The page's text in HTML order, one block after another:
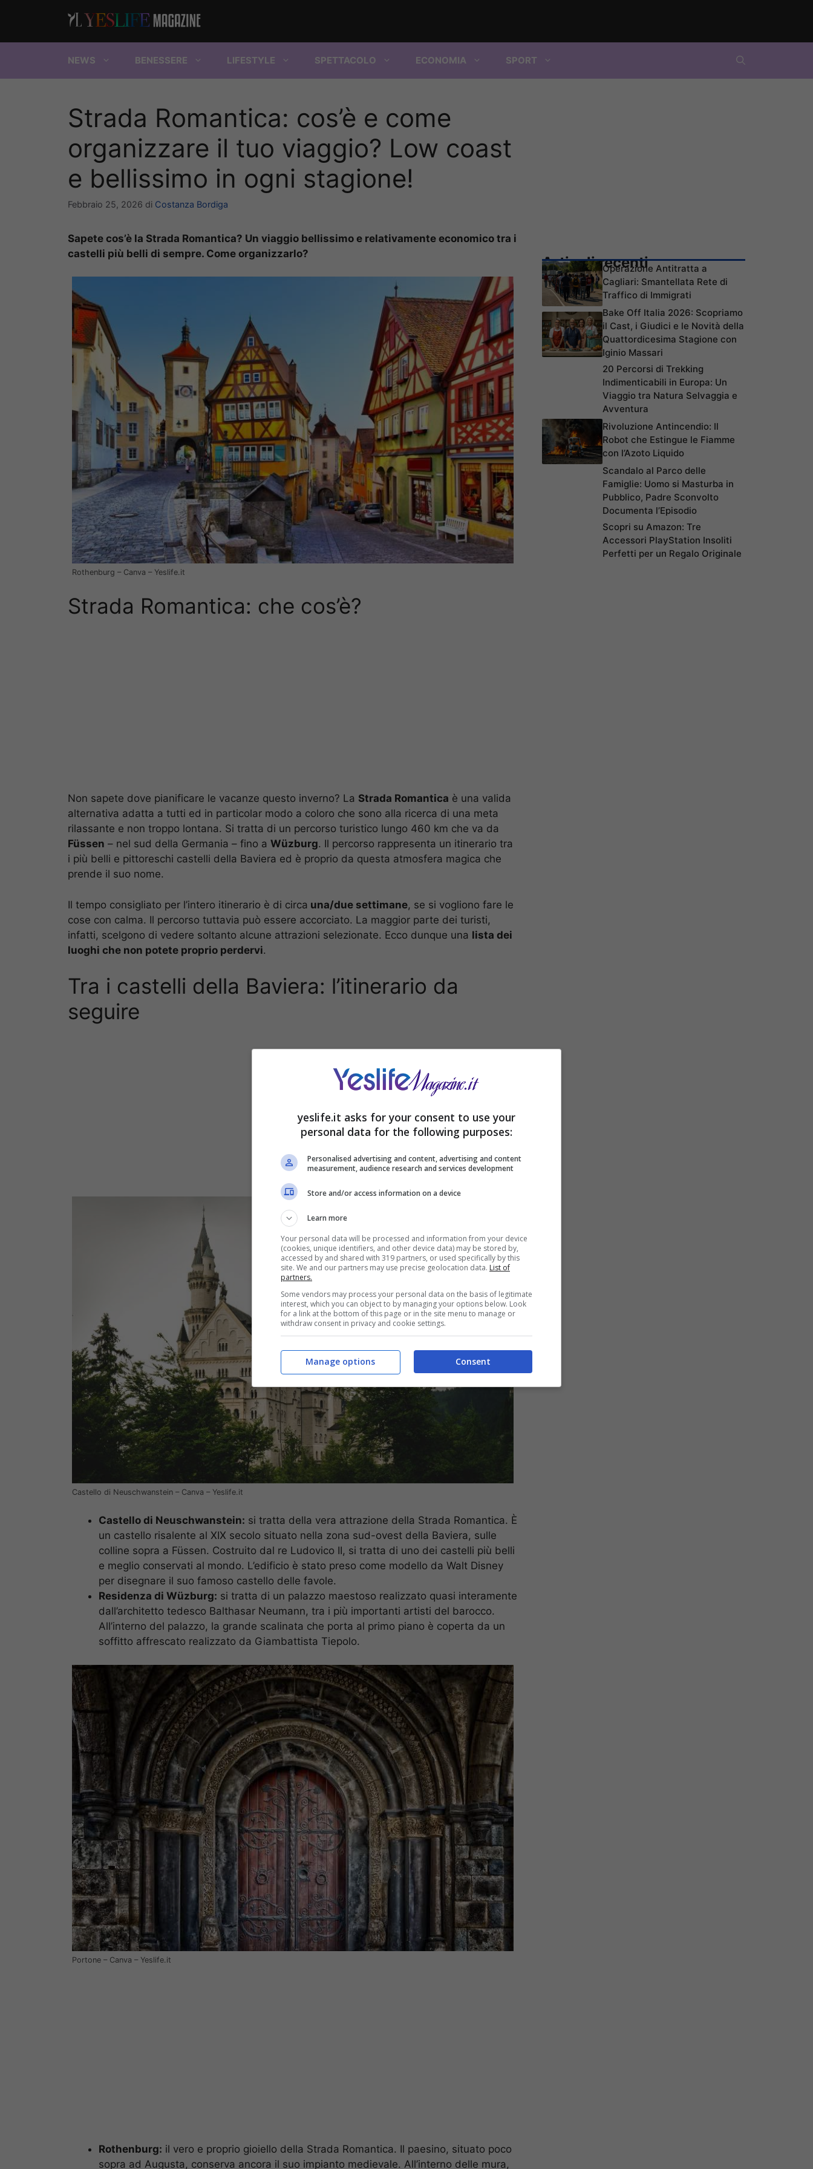
NEWS BENESSERE LIFESTYLE SPETTACOLO ECONOMIA SPORT
Strada Romantica: cos’è e come
organizzare il tuo viaggio? Low coast
e bellissimo in ogni stagione!
Febbraio 25, 2026 di Costanza Bordiga
Sapete cos’è la Strada Romantica? Un viaggio bellissimo e relativamente economico tra i
castelli più belli di sempre. Come organizzarlo?
Rothenburg – Canva – Yeslife.it
Strada Romantica: che cos’è?
Non sapete dove pianificare le vacanze questo inverno? La Strada Romantica è una valida
alternativa adatta a tutti ed in particolar modo a coloro che sono alla ricerca di una meta
rilassante e non troppo lontana. Si tratta di un percorso turistico lungo 460 km che va da
Füssen – nel sud della Germania – fino a Wüzburg. Il percorso rappresenta un itinerario tra
i più belli e pittoreschi castelli della Baviera ed è proprio da questa atmosfera magica che
prende il suo nome.
Il tempo consigliato per l’intero itinerario è di circa una/due settimane, se si vogliono fare le
cose con calma. Il percorso tuttavia può essere accorciato. La maggior parte dei turisti,
infatti, scelgono di vedere soltanto alcune attrazioni selezionate. Ecco dunque una lista dei
luoghi che non potete proprio perdervi.
Tra i castelli della Baviera: l’itinerario da
seguire
Castello di Neuschwanstein – Canva – Yeslife.it
Castello di Neuschwanstein: si tratta della vera attrazione della Strada Romantica. È
un castello risalente al XIX secolo situato nella zona sud-ovest della Baviera, sulle
colline sopra a Füssen. Costruito dal re Ludovico II, si tratta di uno dei castelli più belli
e meglio conservati al mondo. L’edificio è stato preso come modello da Walt Disney
per disegnare il suo famoso castello delle favole.
Residenza di Wüzburg: si tratta di un palazzo maestoso realizzato quasi interamente
dall’architetto tedesco Balthasar Neumann, tra i più importanti artisti del barocco.
All’interno del palazzo, la grande scalinata che porta al primo piano è coperta da un
soffitto affrescato realizzato da Giambattista Tiepolo.
Portone – Canva – Yeslife.it
Rothenburg: il vero e proprio gioiello della Strada Romantica. Il paesino, situato poco
sopra ad Augusta, conserva ancora il suo impianto medievale. All’interno delle mura,
Articoli recentiOperazione Antitratta a
Cagliari: Smantellata Rete di
Traffico di Immigrati
Bake Off Italia 2026: Scopriamo
il Cast, i Giudici e le Novità della
Quattordicesima Stagione con
Iginio Massari
20 Percorsi di Trekking
Indimenticabili in Europa: Un
Viaggio tra Natura Selvaggia e
Avventura
Rivoluzione Antincendio: Il
Robot che Estingue le Fiamme
con l’Azoto Liquido
Scandalo al Parco delle
Famiglie: Uomo si Masturba in
Pubblico, Padre Sconvolto
Documenta l’Episodio
Scopri su Amazon: Tre
Accessori PlayStation Insoliti
Perfetti per un Regalo Originale
yeslife.it asks for your consent to use your
personal data for the following purposes:
Personalised advertising and content, advertising and content
measurement, audience research and services development
Store and/or access information on a device
Learn more
Your personal data will be processed and information from your device
(cookies, unique identifiers, and other device data) may be stored by,
accessed by and shared with 319 partners, or used specifically by this
site. We and our partners may use precise geolocation data. List of
partners.
Some vendors may process your personal data on the basis of legitimate
interest, which you can object to by managing your options below. Look
for a link at the bottom of this page or in the site menu to manage or
withdraw consent in privacy and cookie settings.
Consent
Manage options